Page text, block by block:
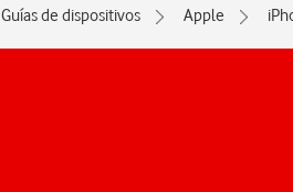
Guías de dispositivos Apple